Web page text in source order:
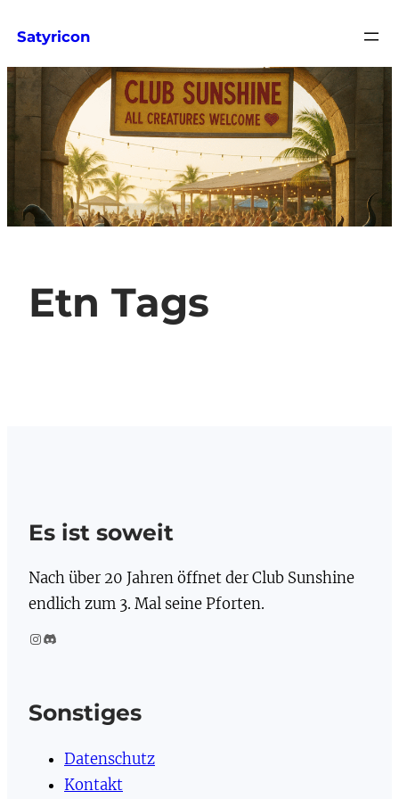
Inhalt
springen
Satyricon
Etn Tags
Es ist soweit
Nach über 20 Jahren öffnet der Club Sunshine
endlich zum 3. Mal seine Pforten.
InstagramDiscord
Sonstiges
Datenschutz
Kontakt